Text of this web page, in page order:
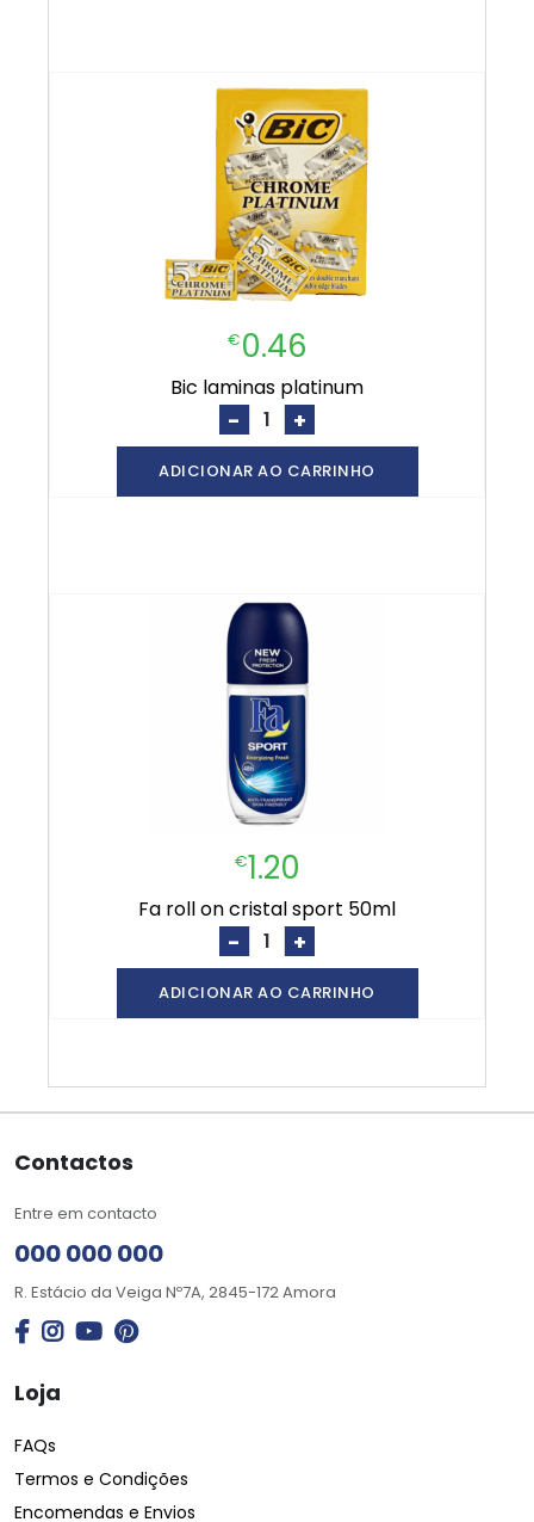
€0.46
bic laminas platinum
- +
ADICIONAR AO CARRINHO
€1.20
fa roll on cristal sport 50ml
- +
ADICIONAR AO CARRINHO
Contactos
Entre em contacto
000 000 000
R. Estácio da Veiga Nº7A, 2845-172 Amora
Loja
FAQs
Termos e Condições
Encomendas e Envios